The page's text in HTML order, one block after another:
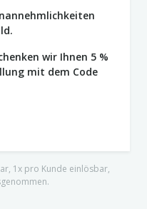
wir Ihnen 5 %
mit dem Code
1x pro Kunde einlösbar,